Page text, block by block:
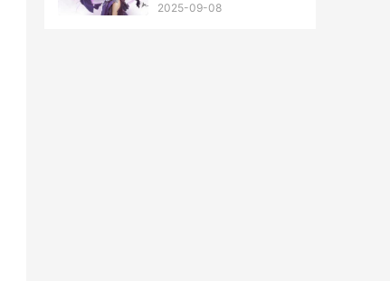
2025-09-08